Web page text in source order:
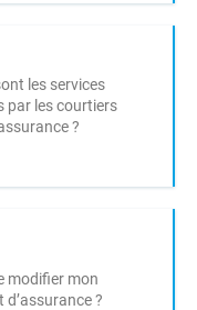
les services
par les courtiers
?
modifier mon
?